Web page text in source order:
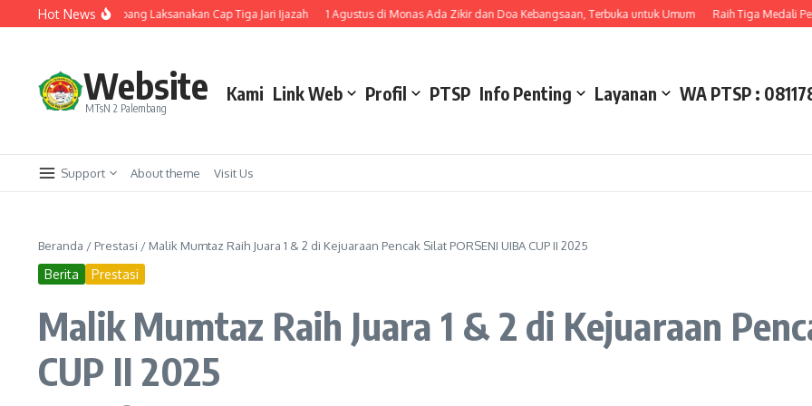
Lewati ke konten
Hot News
2 Palembang Laksanakan Cap Tiga Jari Ijazah 1 Agustus di Monas Ada Zikir dan Doa Kebangsaan, Terbuka untuk Umum Raih Tiga Medali Perak pada
Website
MTsN 2 Palembang
Kami Link Web Profil PTSP Info Penting Layanan WA PTSP :
Support About theme Visit Us
Beranda / Prestasi / Malik Mumtaz Raih Juara 1 & 2 di Kejuaraan Pencak Silat PORSENI UIBA CUP II 2025
Berita Prestasi
Malik Mumtaz Raih Juara 1 & 2 di Kejuaraan
CUP II 2025